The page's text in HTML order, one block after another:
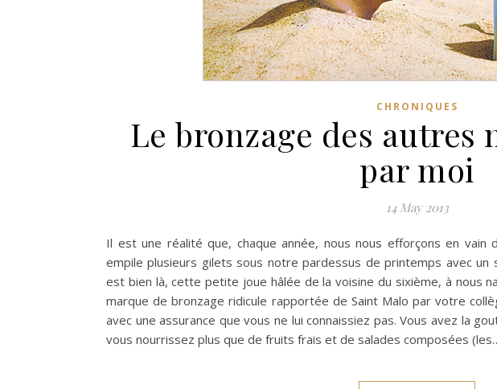
CHRONIQUES
Le bronzage des autres
par moi
14 May 2013
Il est une réalité que, chaque année, nous nous efforçons en vain
empile plusieurs gilets sous notre pardessus de printemps avec
est bien là, cette petite joue hâlée de la voisine du sixième, à nous
marque de bronzage ridicule rapportée de Saint Malo par votre
avec une assurance que vous ne lui connaissiez pas. Vous avez la
vous nourrissez plus que de fruits frais et de salades composées